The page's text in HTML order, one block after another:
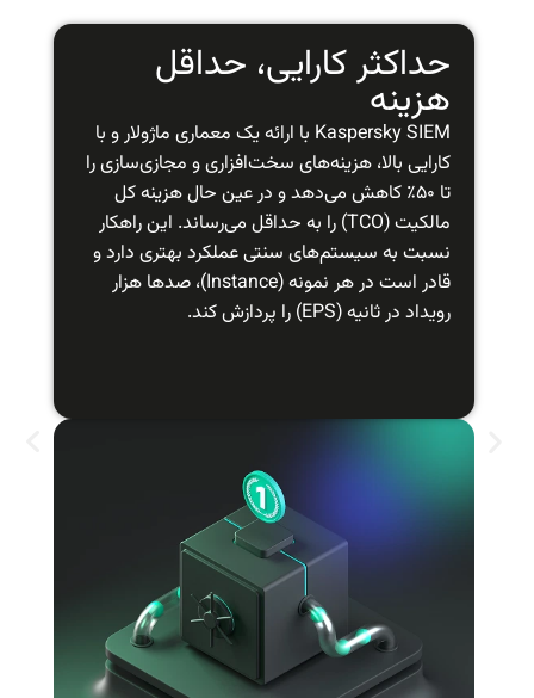
حداکثر کارایی، حداقل
هزینه
Kaspersky SIEM با ارائه یک معماری ماژولار و با
کارایی بالا، هزینه‌های سخت‌افزاری و مجازی‌سازی را
تا ۵۰٪ کاهش می‌دهد و در عین حال هزینه کل
مالکیت (TCO) را به حداقل می‌رساند. این راهکار
نسبت به سیستم‌های سنتی عملکرد بهتری دارد و
قادر است در هر نمونه (Instance)، صدها هزار
رویداد در ثانیه (EPS) را پردازش کند.